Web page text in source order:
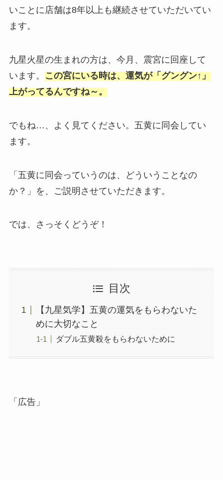
いことに店舗は8年以上も継続させていただいてい
ます。
九星火星の生まれの方は、今月、震宮に回座して
います。
この宮にいる時は、運気が「グングン↑」
上がってるんですね～。
でもね…、よく見てください。五黄に同会してい
ます。
「五黄に同会っていうのは、どういうことなの
か？」を、ご説明させていただきます。
では、さっそくどうぞ！
目次
【九星気学】五黄の運気をもらわないた
めに大切なこと
ダブル五黄殺をもらわないために
「広告」